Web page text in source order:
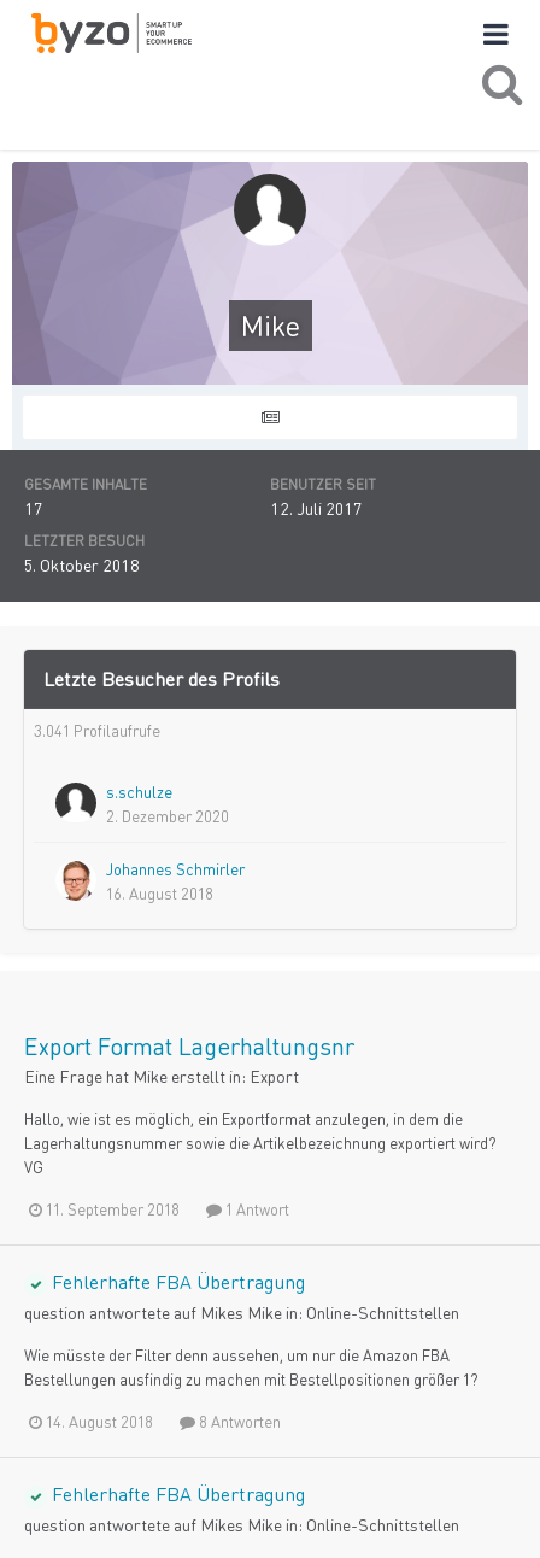
Mike
GESAMTE INHALTE
17
BENUTZER SEIT
12. Juli 2017
LETZTER BESUCH
5. Oktober 2018
Letzte Besucher des Profils
3.041 Profilaufrufe
s.schulze
2. Dezember 2020
Johannes Schmirler
16. August 2018
Export Format Lagerhaltungsnr
Eine Frage hat Mike erstellt in: Export
Hallo, wie ist es möglich, ein Exportformat anzulegen, in dem die
Lagerhaltungsnummer sowie die Artikelbezeichnung exportiert wird?
VG
11. September 2018 1 Antwort
Fehlerhafte FBA Übertragung
question antwortete auf Mikes Mike in: Online-Schnittstellen
Wie müsste der Filter denn aussehen, um nur die Amazon FBA
Bestellungen ausfindig zu machen mit Bestellpositionen größer 1?
14. August 2018 8 Antworten
Fehlerhafte FBA Übertragung
question antwortete auf Mikes Mike in: Online-Schnittstellen